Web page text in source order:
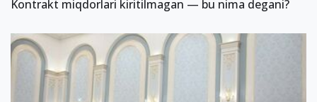
Kontrakt miqdorlari kiritilmagan — bu nima degani?